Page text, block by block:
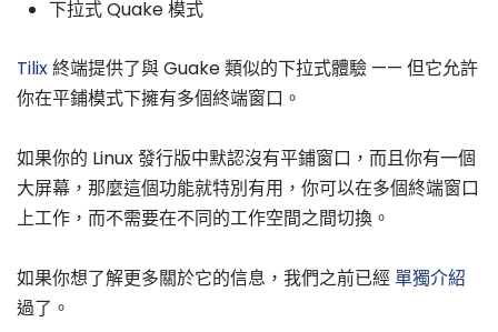
下拉式 Quake 模式
Tilix終端提供了與 Guake 類似的下拉式體驗 —— 但它允許
你在平鋪模式下擁有多個終端窗口。
如果你的 Linux 發行版中默認沒有平鋪窗口，而且你有一個
大屏幕，那麼這個功能就特別有用，你可以在多個終端窗口
上工作，而不需要在不同的工作空間之間切換。
如果你想了解更多關於它的信息，我們之前已經 單獨介紹
過了。